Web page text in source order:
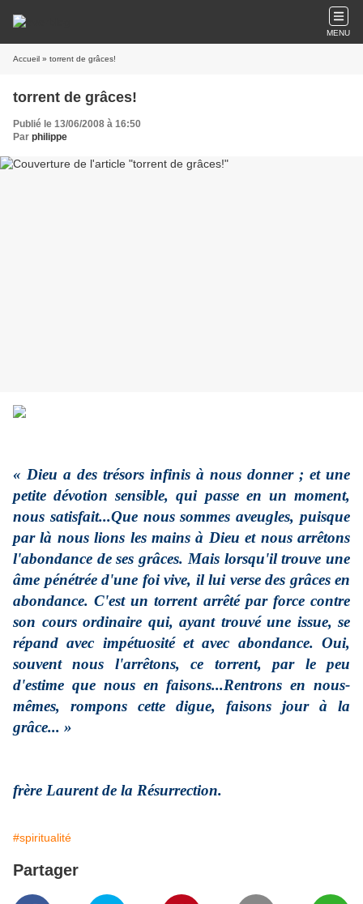
MENU
Accueil » torrent de grâces!
torrent de grâces!
Publié le 13/06/2008 à 16:50
Par philippe
« Dieu a des trésors infinis à nous donner ; et une
petite dévotion sensible, qui passe en un moment,
nous satisfait...Que nous sommes aveugles, puisque
par là nous lions les mains à Dieu et nous arrêtons
l'abondance de ses grâces. Mais lorsqu'il trouve une
âme pénétrée d'une foi vive, il lui verse des grâces en
abondance. C'est un torrent arrêté par force contre
son cours ordinaire qui, ayant trouvé une issue, se
répand avec impétuosité et avec abondance. Oui,
souvent nous l'arrêtons, ce torrent, par le peu
d'estime que nous en faisons...Rentrons en nous-
mêmes, rompons cette digue, faisons jour à la
grâce... »
frère Laurent de la Résurrection.
#spiritualité
Partager